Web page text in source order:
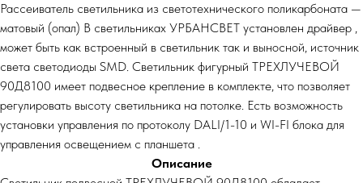
Рассеиватель светильника из светотехнического поликарбоната —
матовый (опал) В светильниках УРБАНСВЕТ установлен драйвер ,
может быть как встроенный в светильник так и выносной, источник
света светодиоды SMD. Светильник фигурный ТРЕХЛУЧЕВОЙ
90Д8100 имеет подвесное крепление в комплекте, что позволяет
регулировать высоту светильника на потолке. Есть возможность
установки управления по протоколу DALI/1-10 и WI-FI блока для
управления освещением с планшета .
Описание